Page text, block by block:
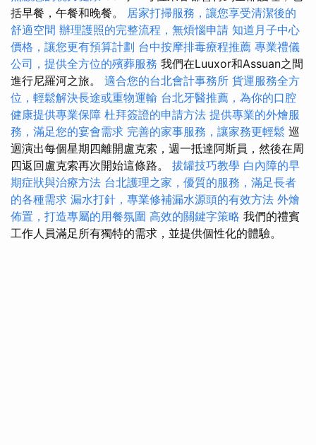
括早餐，午餐和晚餐。 居家打掃服務，讓您享受清潔後的
舒適空間 辦理護照的完整流程，無煩惱申請 知道月子中心
價格，讓您更有預算計劃 台中按摩排毒療程推薦 專業禮儀
公司，提供全方位的殯葬服務 我們在Luuxor和Assuan之間
進行尼羅河之旅。 適合您的台北會計事務所 貨運服務全方
位，輕鬆解決長途或重物運輸 台北牙醫推薦，為你的口腔
健康提供專業保障 杜拜簽證的申請方法 提供專業的外燴服
務，滿足您的宴會需求 完善的家事服務，讓家務更輕鬆 巡
迴演出每個星期四離開盧克索，週一抵達阿斯員，然後在周
四返回盧克索再次開始這條路。 拔罐技巧教學 白內障的早
期症狀與治療方法 台北護理之家，優質的服務，滿足長者
的各種需求 漏水打針，專業修補漏水源頭的有效方法 外燴
佈置，打造專屬的用餐氛圍 高效的關鍵字策略 我們的禮賓
工作人員滿足所有獨特的需求，並提供個性化的體驗。